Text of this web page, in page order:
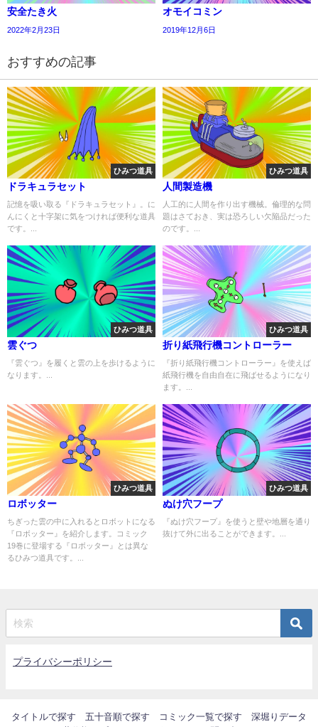
安全たき火
2022年2月23日
オモイコミン
2019年12月6日
おすすめの記事
ひみつ道具
ドラキュラセット
記憶を吸い取る『ドラキュラセット』。に
んにくと十字架に気をつければ便利な道具
です。...
ひみつ道具
人間製造機
人工的に人間を作り出す機械。倫理的な問
題はさておき、実は恐ろしい欠陥品だった
のです。...
ひみつ道具
雲ぐつ
『雲ぐつ』を履くと雲の上を歩けるように
なります。...
ひみつ道具
折り紙飛行機コントローラー
『折り紙飛行機コントローラー』を使えば
紙飛行機を自由自在に飛ばせるようになり
ます。...
ひみつ道具
ロボッター
ちぎった雲の中に入れるとロボットになる
『ロボッター』を紹介します。コミック
19巻に登場する『ロボッター』とは異な
るひみつ道具です。...
ひみつ道具
ぬけ穴フープ
『ぬけ穴フープ』を使うと壁や地層を通り
抜けて外に出ることができます。...
プライバシーポリシー
タイトルで探す 五十音順で探す コミック一覧で探す
深堀りデータ